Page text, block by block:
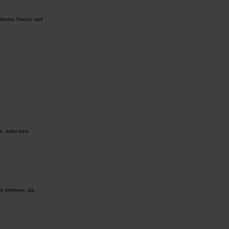
Termine sind
Achte beim
Abenteuer, das